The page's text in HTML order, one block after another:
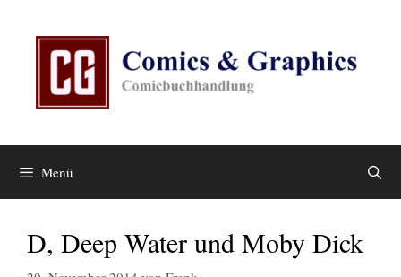
Menü
D, Deep Water und Moby Dick